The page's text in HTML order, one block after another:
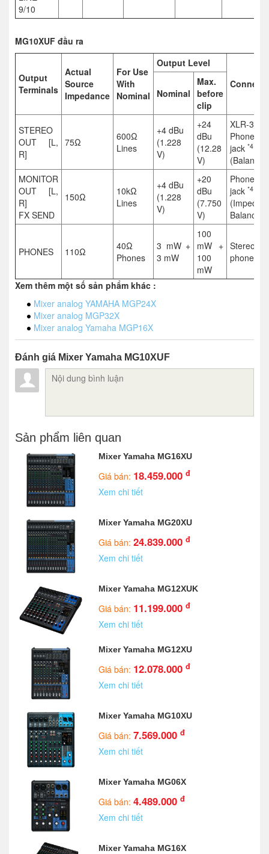
9/10
MG10XUF đầu ra
Output
Terminals
Actual
Source
Impedance
For Use
With
Nominal
Output Level
Nominal
Max.
before
clip
STEREO
OUT [L,
R]
75Ω
600Ω
Lines
+4 dBu
(1.228
V)
+24
dBu
(12.28
V)
XLR-3-32
Phone
jack *4
MONITOR
OUT [L,
R]
FX SEND
150Ω
10kΩ
Lines
+4 dBu
(1.228
V)
+20
dBu
(7.750
V)
Phone
jack *4
Balanced)
PHONES 110Ω
40Ω
Phones
3 mW +
3 mW
100
mW +
100
mW
Stereo
phone
Xem thêm một số sản phẩm khác :
Mixer analog YAMAHA MGP24X
Mixer analog MGP32X
Mixer analog Yamaha MGP16X
Đánh giá Mixer Yamaha MG10XUF
Sản phẩm liên quan
Mixer Yamaha MG16XU
Giá bán: 18.459.000đ
Xem chi tiết
Mixer Yamaha MG20XU
Giá bán:24.839.000đ
Xem chi tiết
Mixer Yamaha MG12XUK
Giá bán: 11.199.000đ
Xem chi tiết
Mixer Yamaha MG12XU
Giá bán: 12.078.000đ
Xem chi tiết
Mixer Yamaha MG10XU
Giá bán:7.569.000đ
Xem chi tiết
Mixer Yamaha MG06X
Giá bán:4.489.000đ
Xem chi tiết
Mixer Yamaha MG16X